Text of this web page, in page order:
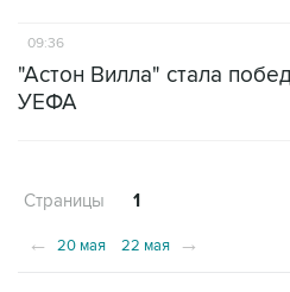
09:36
"Астон Вилла" стала
УЕФА
Страницы 1
← 20 мая 22 мая →